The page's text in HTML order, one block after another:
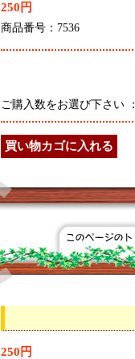
250円
商品番号：7536
ご購入数をお選び下さい ：
250円